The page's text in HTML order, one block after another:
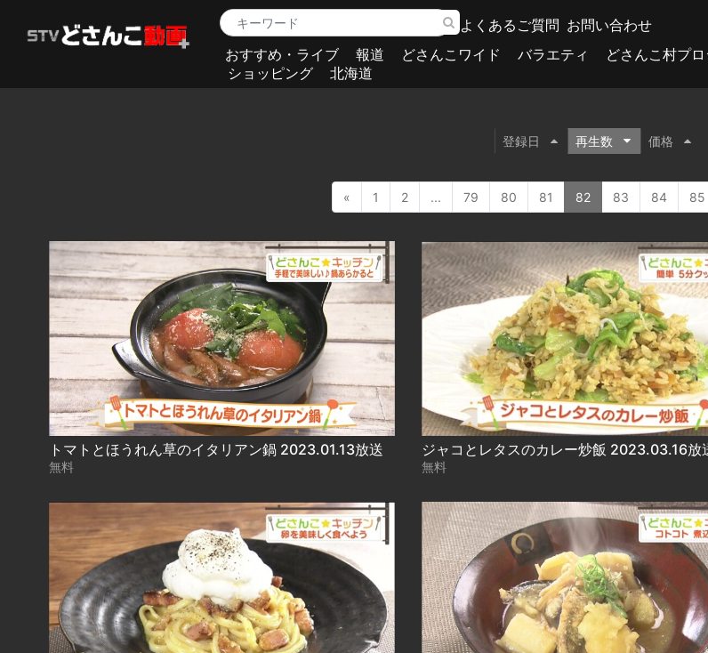
よくあるご質問 お問い合わせ
おすすめ・ライブ 報道 どさんこワイド バラエティ どさんこ村プロ
ショッピング
北海道
登録日 再生数 価格
« 1 2 ... 79 80 81 82 83 84 85
トマトとほうれん草のイタリアン鍋 2023.01.13放送
無料
ジャコとレタスのカレー炒飯 2023.03.16放
無料